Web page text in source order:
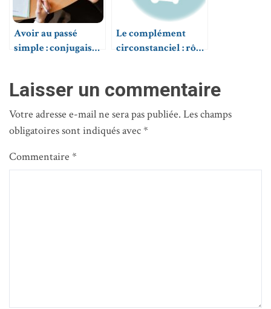
Avoir au passé
simple : conjugaison
Le complément
circonstanciel : rôle,
Laisser un commentaire
Votre adresse e-mail ne sera pas publiée. Les champs
obligatoires sont indiqués avec*
Commentaire *